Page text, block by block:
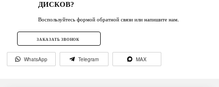
ДИСКОВ?
Воспользуйтесь формой обратной связи или напишите нам.
ЗАКАЗАТЬ ЗВОНОК
WhatsApp Telegram MAX